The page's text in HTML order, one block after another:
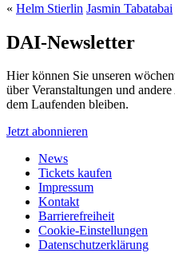
« Helm Stierlin Jasmin Tabatabai
DAI-Newsletter
Hier können Sie unseren
über Veranstaltungen und
dem Laufenden bleiben.
Jetzt abonnieren
News
Tickets kaufen
Impressum
Kontakt
Barrierefreiheit
Cookie-Einstellungen
Datenschutzerklärung